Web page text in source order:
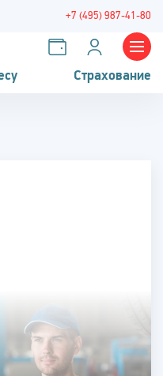
+7 (495) 987-41-80
Страхование